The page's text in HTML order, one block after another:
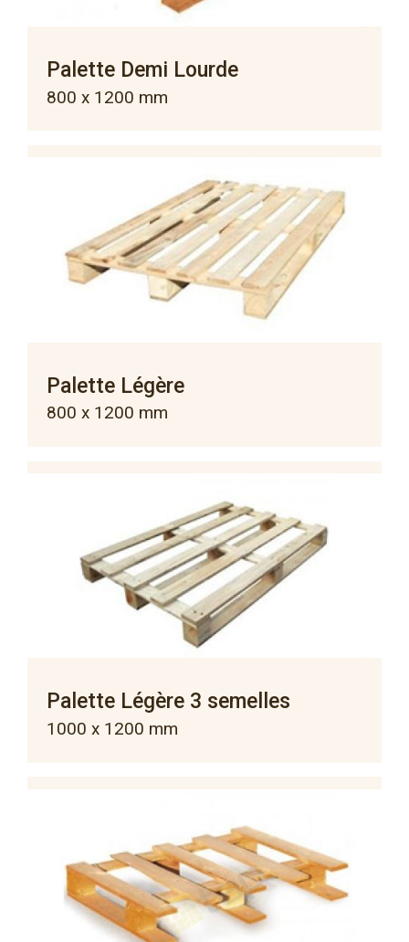
Palette Demi Lourde
800 x 1200 mm
Palette Légère
800 x 1200 mm
Palette Légère 3 semelles
1000 x 1200 mm